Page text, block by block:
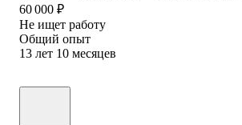
60 000 ₽
Не ищет работу
Общий опыт
13 лет 10 месяцев